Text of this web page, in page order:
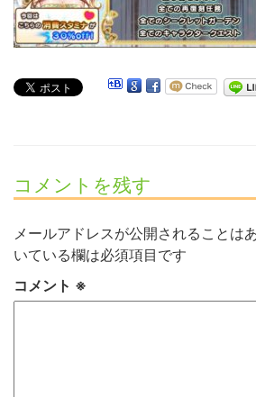
コメントを残す
メールアドレスが公開されることは
いている欄は必須項目です
コメント ※